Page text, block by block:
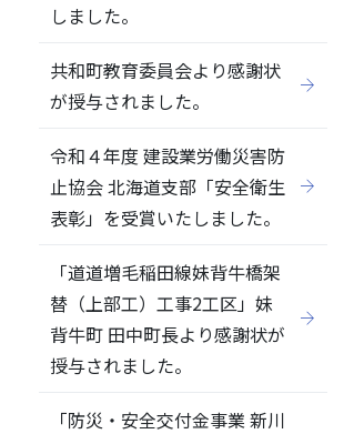
しました。
共和町教育委員会より感謝状
が授与されました。
令和４年度 建設業労働災害防
止協会 北海道支部「安全衛生
表彰」を受賞いたしました。
「道道増毛稲田線妹背牛橋架
替（上部工）工事2工区」妹
背牛町 田中町長より感謝状が
授与されました。
「防災・安全交付金事業 新川